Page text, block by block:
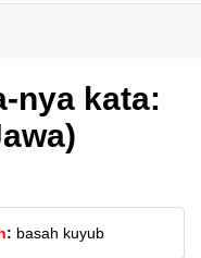
nya kata:
: basah kuyub